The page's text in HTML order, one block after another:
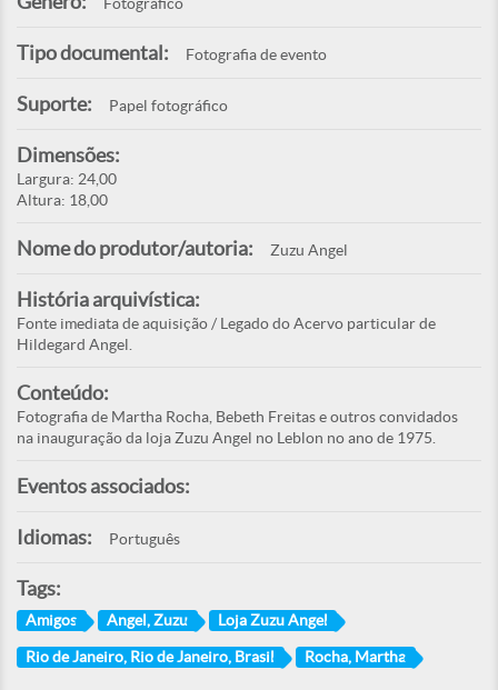
Fotográfico
Tipo documental: Fotografia de evento
Suporte: Papel fotográfico
Dimensões:
Largura: 24,00
Altura: 18,00
Nome do produtor/autoria: Zuzu Angel
História arquivística:
Fonte imediata de aquisição / Legado do Acervo particular de
Hildegard Angel.
Conteúdo:
Fotografia de Martha Rocha, Bebeth Freitas e outros convidados
na inauguração da loja Zuzu Angel no Leblon no ano de 1975.
Eventos associados:
Idiomas: Português
Tags:
Amigos Angel, Zuzu Loja Zuzu Angel
Rio de Janeiro, Rio de Janeiro, Brasil Rocha, Martha